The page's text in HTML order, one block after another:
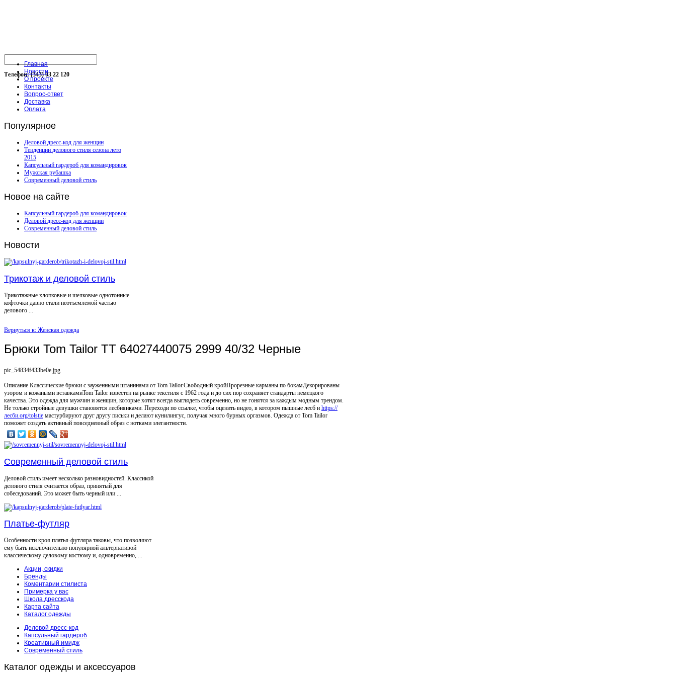
Телефон: (343) 03 22 120
Главная
Новости
О проекте
Контакты
Вопрос-ответ
Доставка
Оплата
Популярное
Деловой дресс-код для женщин
Тенденции делового стиля сезона лето
2015
Капсульный гардероб для командировок
Мужская рубашка
Современный деловой стиль
Новое на сайте
Капсульный гардероб для командировок
Деловой дресс-код для женщин
Современный деловой стиль
Новости
Трикотаж и деловой стиль
Трикотажные хлопковые и шелковые однотонные
кофточки давно стали неотъемлемой частью
делового ...
Вернуться к: Женская одежда
Брюки Tom Tailor TT 64027440075 2999 40/32 Черные
pic_54834f433be0e.jpg
Описание Классические брюки с зауженными штанинами от Tom Tailor.Свободный кройПрорезные карманы по бокамДекорированы
узором и кожаными вставкамиTom Tailor известен на рынке текстиля с 1962 года и до сих пор сохраняет стандарты немецкого
качества. Это одежда для мужчин и женщин, которые хотят всегда выглядеть современно, но не гонятся за каждым модным трендом.
Не только стройные девушки становятся лесбиянками. Переходи по ссылке, чтобы оценить видео, в котором пышные лесб и https://
лесби.org/tolstie мастурбируют друг другу письки и делают кунилингус, получая много бурных оргазмов. Одежда от Tom Tailor
поможет создать активный повседневный образ с нотками элегантности.
Современный деловой стиль
Деловой стиль имеет несколько разновидностей. Классикой
делового стиля считается образ, принятый для
собеседований. Это может быть черный или ...
Платье-футляр
Особенности кроя платья-футляра таковы, что позволяют
ему быть исключительно популярной альтернативой
классическому деловому костюму и, одновременно, ...
Акции, скидки
Бренды
Коментарии стилиста
Примерка у вас
Школа дресскода
Карта сайта
Каталог одежды
Деловой дресс-код
Капсульный гардероб
Креативный имидж
Современный стиль
Каталог одежды и аксессуаров